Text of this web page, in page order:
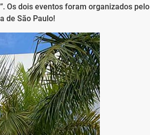
Os dois eventos foram organizados pelo
de São Paulo!